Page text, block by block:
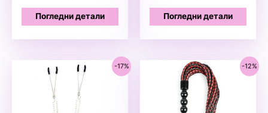
was:
790 ден.
is:
490 ден.
Погледни детали
was:
790 ден.
is:
490 ден.
Погледни детали
-17% -12%